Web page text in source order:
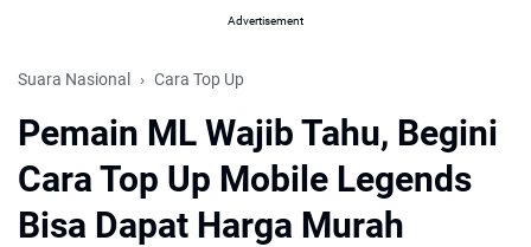
Advertisement
Suara Nasional Cara Top Up
Pemain ML Wajib Tahu, Begini
Cara Top Up Mobile Legends
Bisa Dapat Harga Murah